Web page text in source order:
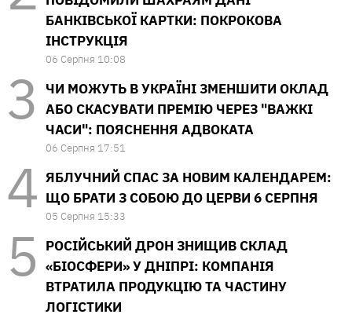
БАНКІВСЬКОЇ КАРТКИ: ПОКРОКОВА
ІНСТРУКЦІЯ
06 Серпня 10:08
ЧИ МОЖУТЬ В УКРАЇНІ ЗМЕНШИТИ ОКЛАД
АБО СКАСУВАТИ ПРЕМІЮ ЧЕРЕЗ "ВАЖКІ
ЧАСИ": ПОЯСНЕННЯ АДВОКАТА
06 Серпня 17:51
ЯБЛУЧНИЙ СПАС ЗА НОВИМ КАЛЕНДАРЕМ:
ЩО БРАТИ З СОБОЮ ДО ЦЕРВИ 6 СЕРПНЯ
05 Серпня 15:33
РОСІЙСЬКИЙ ДРОН ЗНИЩИВ СКЛАД
«БІОСФЕРИ» У ДНІПРІ: КОМПАНІЯ
ВТРАТИЛА ПРОДУКЦІЮ ТА ЧАСТИНУ
ЛОГІСТИКИ